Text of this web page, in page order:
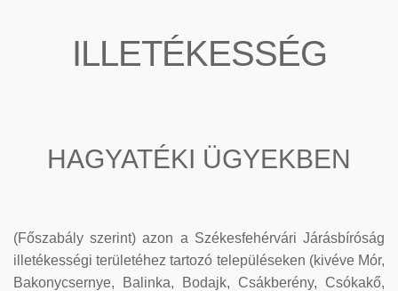
ILLETÉKESSÉG
HAGYATÉKI ÜGYEKBEN
(Főszabály szerint) azon a Székesfehérvári Járásbíróság
illetékességi területéhez tartozó településeken (kivéve Mór,
Bakonycsernye, Balinka, Bodajk, Csákberény, Csókakő,